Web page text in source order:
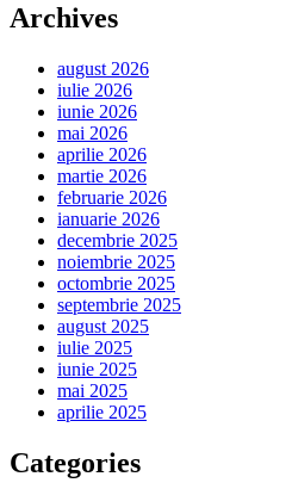
Archives
august 2026
iulie 2026
iunie 2026
mai 2026
aprilie 2026
martie 2026
februarie 2026
ianuarie 2026
decembrie 2025
noiembrie 2025
octombrie 2025
septembrie 2025
august 2025
iulie 2025
iunie 2025
mai 2025
aprilie 2025
Categories